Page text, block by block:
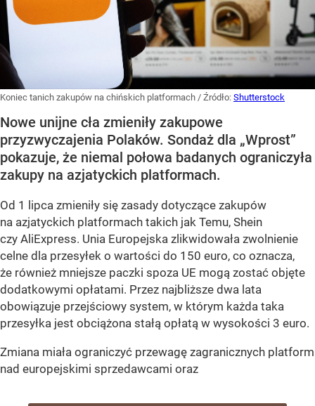
Koniec tanich zakupów na chińskich platformach / Źródło: Shutterstock
Nowe unijne cła zmieniły zakupowe
przyzwyczajenia Polaków. Sondaż dla „Wprost”
pokazuje, że niemal połowa badanych ograniczyła
zakupy na azjatyckich platformach.
Od 1 lipca zmieniły się zasady dotyczące zakupów
na azjatyckich platformach takich jak Temu, Shein
czy AliExpress. Unia Europejska zlikwidowała zwolnienie
celne dla przesyłek o wartości do 150 euro, co oznacza,
że również mniejsze paczki spoza UE mogą zostać objęte
dodatkowymi opłatami. Przez najbliższe dwa lata
obowiązuje przejściowy system, w którym każda taka
przesyłka jest obciążona stałą opłatą w wysokości 3 euro.
Zmiana miała ograniczyć przewagę zagranicznych platform
nad europejskimi sprzedawcami oraz